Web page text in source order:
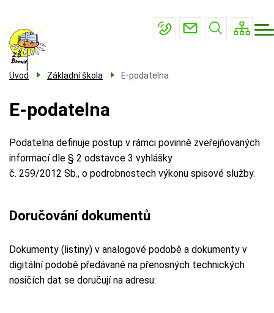
hlavnímu
obsahu
navigace
Mateřská škola
Školní družina
Kontakty
Úvod Základní škola E-podatelna
E-podatelna
Podatelna definuje postup v rámci povinně zveřejňovaných
informací dle § 2 odstavce 3 vyhlášky
č. 259/2012 Sb., o podrobnostech výkonu spisové služby.
Doručování dokumentů
Dokumenty (listiny) v analogové podobě a dokumenty v
digitální podobě předávané na přenosných technických
nosičích dat se doručují na adresu: